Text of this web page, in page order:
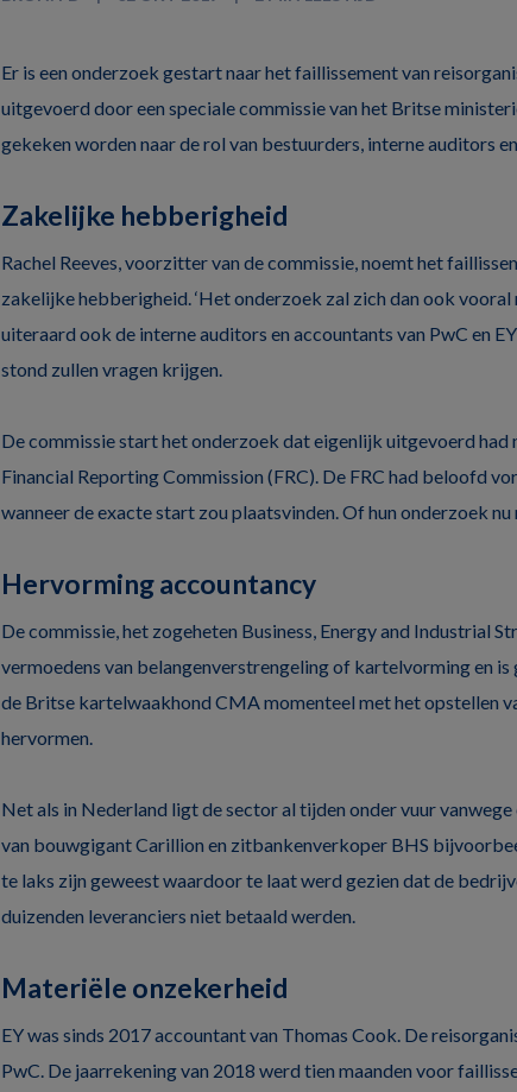
Er is een onderzoek gestart naar het faillissement van
uitgevoerd door een speciale commissie van het Britse
gekeken worden naar de rol van bestuurders, interne auditors
Zakelijke hebberigheid
Rachel Reeves, voorzitter van de commissie, noemt het
zakelijke hebberigheid. ‘Het onderzoek zal zich dan ook
uiteraard ook de interne auditors en accountants van PwC en
stond zullen vragen krijgen.
De commissie start het onderzoek dat eigenlijk uitgevoerd
Financial Reporting Commission (FRC). De FRC had beloofd
wanneer de exacte start zou plaatsvinden. Of hun onderzoek
Hervorming accountancy
De commissie, het zogeheten Business, Energy and Industrial
vermoedens van belangenverstrengeling of kartelvorming en is
de Britse kartelwaakhond CMA momenteel met het opstellen
hervormen.
Net als in Nederland ligt de sector al tijden onder vuur
van bouwgigant Carillion en zitbankenverkoper BHS
te laks zijn geweest waardoor te laat werd gezien dat de
duizenden leveranciers niet betaald werden.
Materiële onzekerheid
EY was sinds 2017 accountant van Thomas Cook. De
PwC. De jaarrekening van 2018 werd tien maanden voor